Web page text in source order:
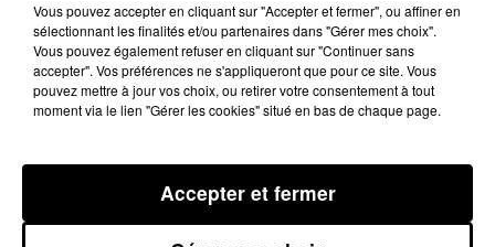
18 mars 2025 - 4 min 21 sec
LES INFOS DE L'AUDE DU 18/03/2025 À
08H30
Les infos de l'Aude
Vous pouvez accepter en cliquant sur "Accepter et fermer", ou affiner en
sélectionnant les finalités et/ou partenaires dans "Gérer mes choix".
Vous pouvez également refuser en cliquant sur "Continuer sans
accepter". Vos préférences ne s'appliqueront que pour ce site. Vous
pouvez mettre à jour vos choix, ou retirer votre consentement à tout
moment via le lien "Gérer les cookies" situé en bas de chaque page.
Accepter et fermer